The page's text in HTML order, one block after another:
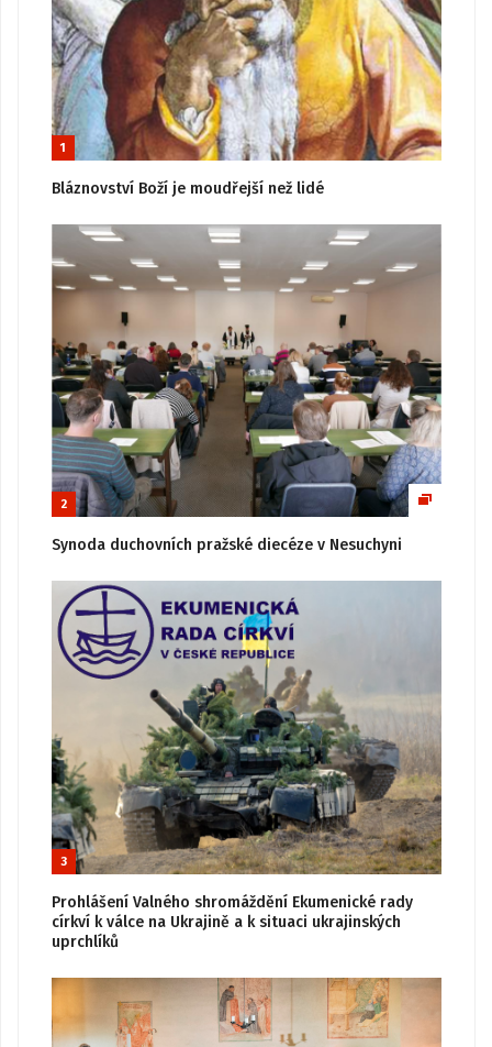
1
Bláznovství Boží je moudřejší než lidé
2
Synoda duchovních pražské diecéze v Nesuchyni
3
Prohlášení Valného shromáždění Ekumenické rady
církví k válce na Ukrajině a k situaci ukrajinských
uprchlíků